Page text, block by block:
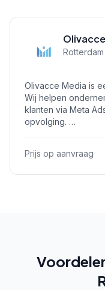
Rotterdam
Olivacce Media is
Wij helpen
klanten via Meta
opvolging. …
Prijs op aanvraag